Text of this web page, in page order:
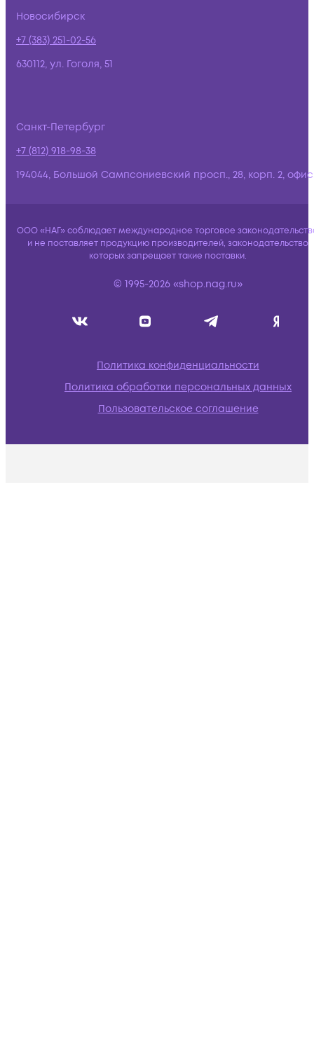
Новосибирск
+7 (383) 251-02-56
630112, ул. Гоголя, 51
Санкт-Петербург
+7 (812) 918-98-38
194044, Большой Сампсониевский просп., 28, корп. 2,
ООО «НАГ» соблюдает международное торговое
и не поставляет продукцию производителей, законодательство
которых запрещает такие поставки.
© 1995-2026 «shop.nag.ru»
Политика конфиденциальности
Политика обработки персональных данных
Пользовательское соглашение